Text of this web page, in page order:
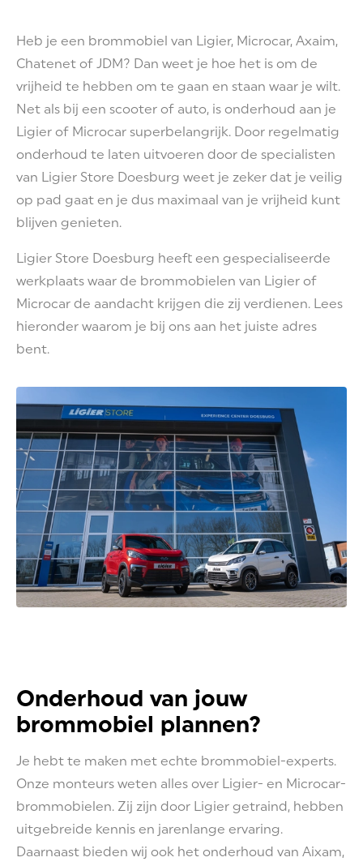
Heb je een brommobiel van Ligier, Microcar, Axaim,
Chatenet of JDM? Dan weet je hoe het is om de
vrijheid te hebben om te gaan en staan waar je wilt.
Net als bij een scooter of auto, is onderhoud aan je
Ligier of Microcar superbelangrijk. Door regelmatig
onderhoud te laten uitvoeren door de specialisten
van Ligier Store Doesburg weet je zeker dat je veilig
op pad gaat en je dus maximaal van je vrijheid kunt
blijven genieten.
Ligier Store Doesburg heeft een gespecialiseerde
werkplaats waar de brommobielen van Ligier of
Microcar de aandacht krijgen die zij verdienen. Lees
hieronder waarom je bij ons aan het juiste adres
bent.
Onderhoud van jouw
brommobiel plannen?
Je hebt te maken met echte brommobiel-experts.
Onze monteurs weten alles over Ligier- en Microcar-
brommobielen. Zij zijn door Ligier getraind, hebben
uitgebreide kennis en jarenlange ervaring.
Daarnaast bieden wij ook het onderhoud van Aixam,